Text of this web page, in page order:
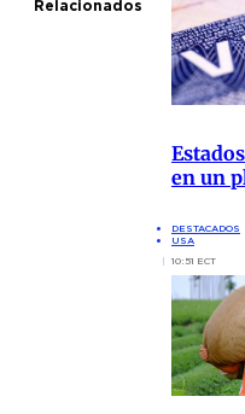
Relacionados
en un
DESTACADOS
USA
10:51 ECT